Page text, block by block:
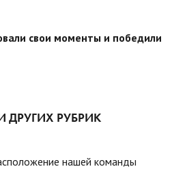
свои моменты и победили
ДРУГИХ РУБРИК
нашей команды